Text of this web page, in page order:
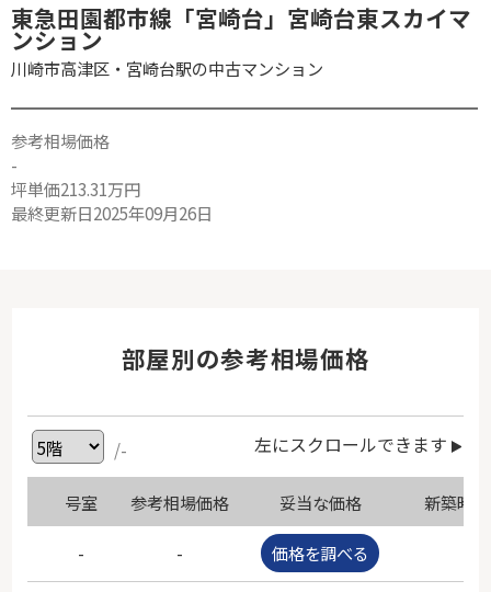
東急田園都市線「宮崎台」宮崎台東スカイマ
ンション
川崎市高津区・宮崎台駅の中古マンション
参考相場価格
-
坪単価213.31万円
最終更新日2025年09月26日
部屋別の参考相場価格
/- 左にスクロールできます
号室 参考相場価格 妥当な価格 新築時
- - 価格を調べる